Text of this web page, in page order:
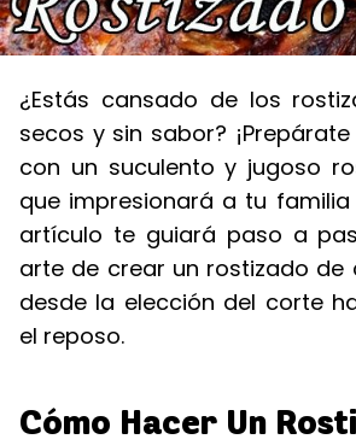
¿Estás cansado de los
secos y sin sabor?
con un suculento y jugoso
que impresionará a tu
artículo te guiará paso a
arte de crear un rostizado de
desde la elección del corte
el reposo.
Cómo Hacer Un